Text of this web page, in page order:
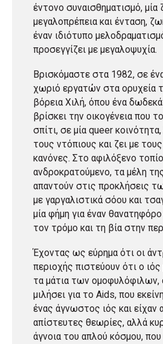
έντονο συναισθηματισμό, μία
μεγαλοπρέπεια και ένταση,
έναν ιδιότυπο
προσεγγίζει με μεγαλοψυχία.
Βρισκόμαστε στα 1982, σε
χωριό εργατών στα ορυχεία
βόρεια Χιλή, όπου ένα
βρίσκει την οικογένεια που
σπίτι, σε μία queer
τους ντόπιους και ζει με
κανόνες. Στο αφιλόξενο
ανδροκρατούμενο, τα μέλη
απαντούν στις προκλήσεις
με γαργαλιστικά σόου και
μία φήμη για έναν
τον τρόμο και τη βία στην
Έχοντας ως εύρημα ότι οι
περιοχής πιστεύουν ότι ο ιός
τα μάτια των ομοφυλόφιλων,
μιλήσει για το Aids, που
ένας άγνωστος ιός και είχαν
απίστευτες θεωρίες, αλλά
άγνοια του απλού κόσμου,